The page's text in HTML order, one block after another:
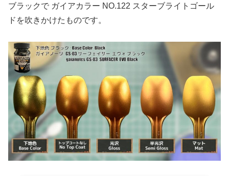
ブラックで ガイアカラー NO.122 スターブライトゴール
ドを吹きかけたものです。